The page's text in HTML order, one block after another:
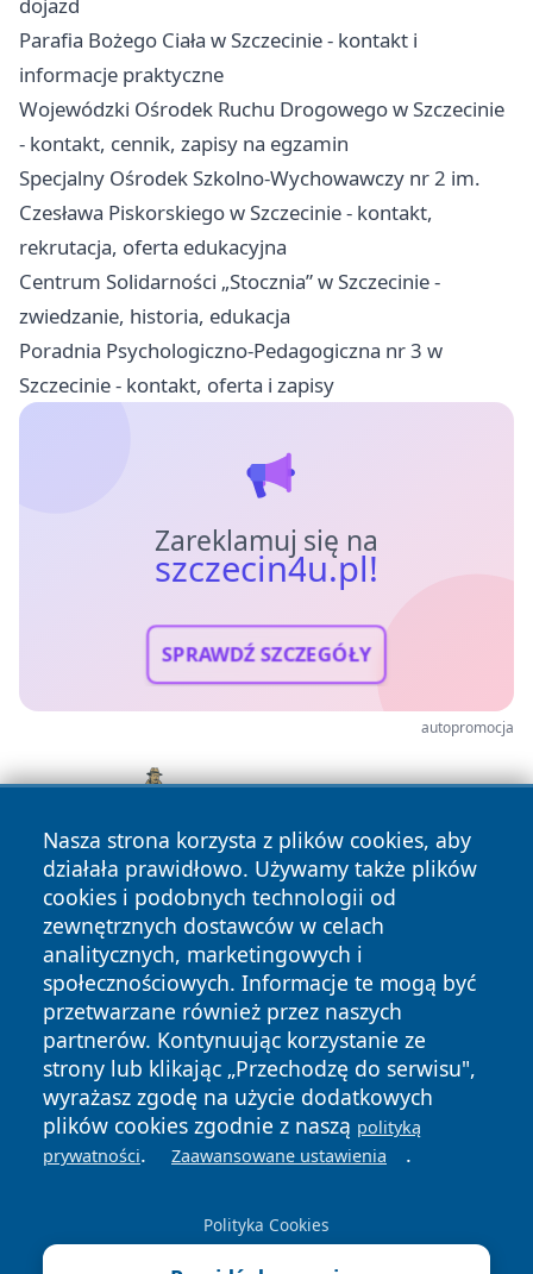
dojazd
Parafia Bożego Ciała w Szczecinie - kontakt i
informacje praktyczne
Wojewódzki Ośrodek Ruchu Drogowego w Szczecinie
- kontakt, cennik, zapisy na egzamin
Specjalny Ośrodek Szkolno-Wychowawczy nr 2 im.
Czesława Piskorskiego w Szczecinie - kontakt,
rekrutacja, oferta edukacyjna
Centrum Solidarności „Stocznia” w Szczecinie -
zwiedzanie, historia, edukacja
Poradnia Psychologiczno-Pedagogiczna nr 3 w
Szczecinie - kontakt, oferta i zapisy
Zareklamuj się na
szczecin4u.pl!
SPRAWDŹ SZCZEGÓŁY
autopromocja
Nasza strona korzysta z plików cookies, aby
działała prawidłowo. Używamy także plików
cookies i podobnych technologii od
zewnętrznych dostawców w celach
analitycznych, marketingowych i
społecznościowych. Informacje te mogą być
przetwarzane również przez naszych
partnerów. Kontynuując korzystanie ze
strony lub klikając „Przechodzę do serwisu",
wyrażasz zgodę na użycie dodatkowych
plików cookies zgodnie z naszą polityką
prywatności. Zaawansowane ustawienia .
Polityka Cookies
Copyright © 2026 szczecin4u.pl Wszystkie prawa zastrzeżone.
News Autorzy
Polityka
Prywatności
Polityka
Cookies